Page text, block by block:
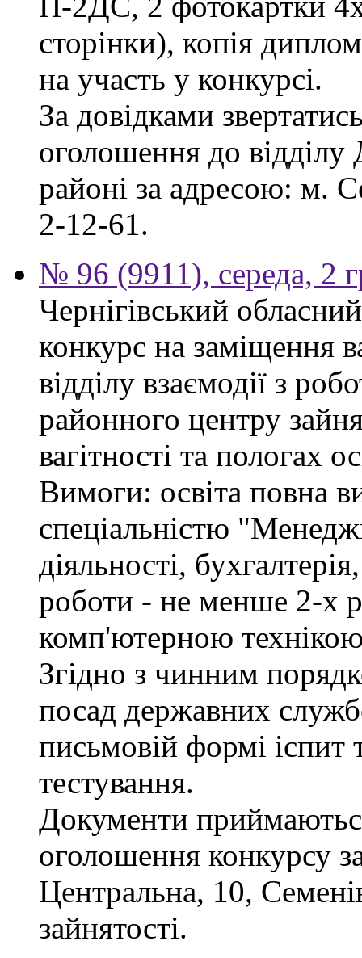
сторінки), копія
на участь у конкурсі.
За довідками
оголошення до
районі за адресою: м.
2-12-61.
№ 96 (9911), середа, 2
Чернігівський
конкурс на заміщення
відділу взаємодії з
районного центру
вагітності та пологах
Вимоги: освіта повна
спеціальністю
діяльності,
роботи - не менше 2-х
комп'ютерною
Згідно з чинним
посад державних
письмовій формі
тестування.
Документи
оголошення конкурсу
Центральна, 10,
зайнятості.